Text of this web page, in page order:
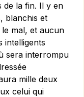
de la fin. Il y en
blanchis et
mal, et aucun
intelligents
sera interrompu
mille deux
celui qui